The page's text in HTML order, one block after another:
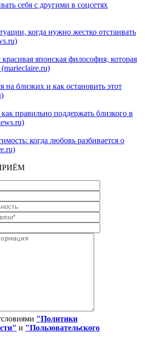
себя с другими в соцсетях
когда нужно жестко отстаивать
японская философия, которая
(marieclaire.ru)
близких и как остановить этот
правильно поддержать близкого в
когда любовь разбивается о
"Политики
и "Пользовательского